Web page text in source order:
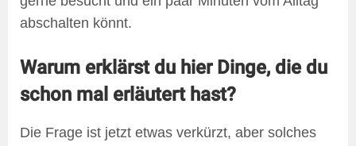
abschalten könnt.
Warum erklärst du hier Dinge, die du
schon mal erläutert hast?
Die Frage ist jetzt etwas verkürzt, aber solches